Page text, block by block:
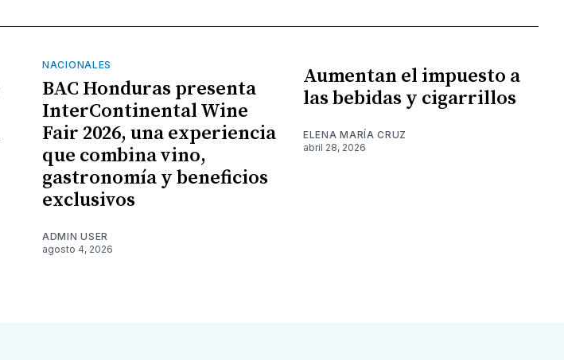
NACIONALES
BAC Honduras presenta
InterContinental Wine
Fair 2026, una experiencia
que combina vino,
gastronomía y beneficios
exclusivos
ADMIN USER
agosto 4, 2026
Aumentan el impuesto a
las bebidas y cigarrillos
ELENA MARÍA CRUZ
abril 28, 2026